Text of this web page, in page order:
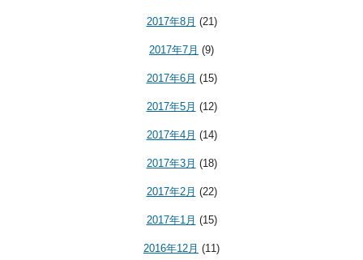
2017年8月 (21)
2017年7月 (9)
2017年6月 (15)
2017年5月 (12)
2017年4月 (14)
2017年3月 (18)
2017年2月 (22)
2017年1月 (15)
2016年12月 (11)